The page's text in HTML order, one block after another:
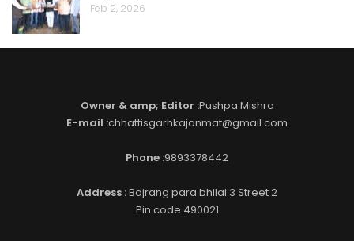
Feb 2, 2026
Owner & amp; Editor :Pushpa Mishra
E-mail :chhattisgarhkajanmat@gmail.com
Phone :9893378442
Address :Bajrang para bhilai 3 Street 2
Pin code 490021